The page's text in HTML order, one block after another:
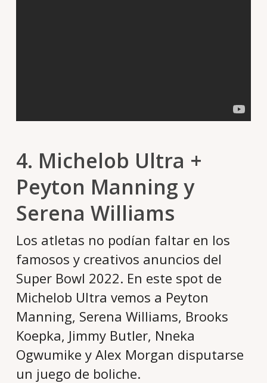
4. Michelob Ultra +
Peyton Manning y
Serena Williams
Los atletas no podían faltar en los
famosos y creativos anuncios del
Super Bowl 2022. En este spot de
Michelob Ultra vemos a Peyton
Manning, Serena Williams, Brooks
Koepka, Jimmy Butler, Nneka
Ogwumike y Alex Morgan disputarse
un juego de boliche.